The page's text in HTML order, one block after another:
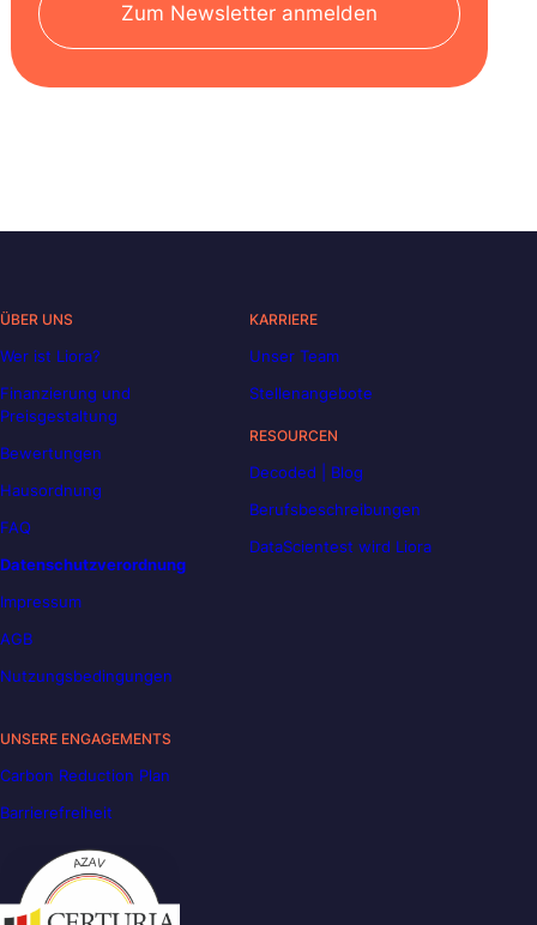
Zum Newsletter anmelden
ÜBER UNS
Wer ist Liora?
Finanzierung und
Preisgestaltung
Bewertungen
Hausordnung
FAQ
Datenschutzverordnung
Impressum
AGB
Nutzungsbedingungen
KARRIERE
Unser Team
Stellenangebote
RESOURCEN
Decoded | Blog
Berufsbeschreibungen
DataScientest wird Liora
UNSERE ENGAGEMENTS
Carbon Reduction Plan
Barrierefreiheit